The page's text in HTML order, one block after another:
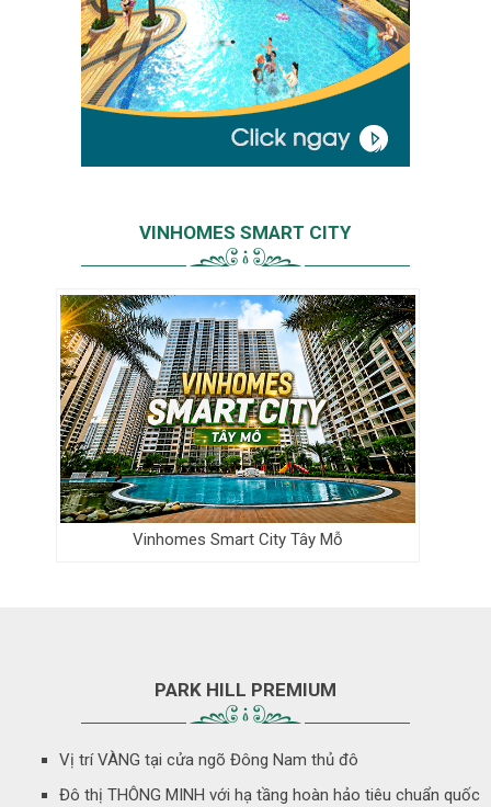
VINHOMES SMART CITY
Vinhomes Smart City Tây Mỗ
PARK HILL PREMIUM
Vị trí VÀNG tại cửa ngõ Đông Nam thủ đô
Đô thị THÔNG MINH với hạ tầng hoàn hảo tiêu chuẩn quốc